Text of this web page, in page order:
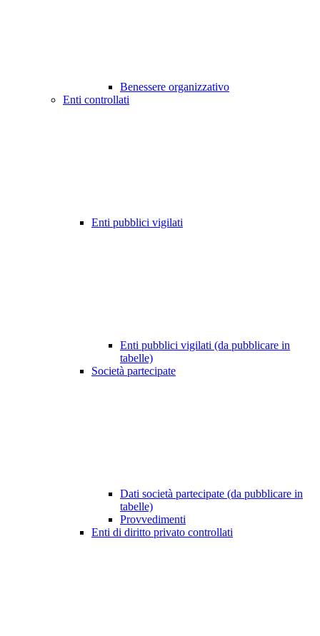
Benessere organizzativo
Enti controllati
Enti pubblici vigilati
Enti pubblici vigilati (da pubblicare in
tabelle)
Società partecipate
Dati società partecipate (da pubblicare in
tabelle)
Provvedimenti
Enti di diritto privato controllati